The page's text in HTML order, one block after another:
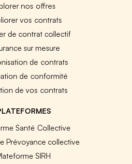
nos offres
vos contrats
de contrat collectif
sur mesure
de contrats
de conformité
de vos contrats
Santé Collective
Prévoyance collective
SIRH